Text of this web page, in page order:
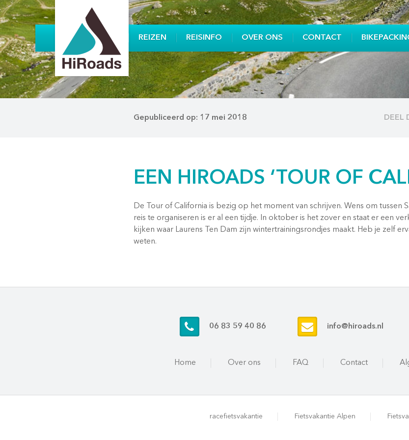
REIZEN REISINFO OVER ONS CONTACT
Gepubliceerd op: 17 mei 2018 DEEL
EEN HIROADS ‘TOUR OF
De Tour of California is bezig op het moment van schrijven. Wens om tussen
reis te organiseren is er al een tijdje. In oktober is het zover en staat er een
kijken waar Laurens Ten Dam zijn wintertrainingsrondjes maakt. Heb je zelf
weten.
06 83 59 40 86 info@hiroads.nl
Home Over ons FAQ Contact
racefietsvakantie Fietsvakantie Alpen